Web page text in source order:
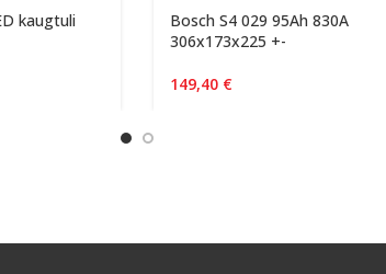
kaugtuli
Bosch S4 029 95Ah 830A
306x173x225 +-
149,40 €